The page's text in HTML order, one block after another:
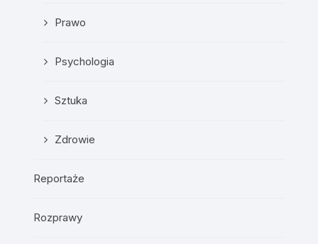
Prawo
Psychologia
Sztuka
Zdrowie
Reportaże
Rozprawy